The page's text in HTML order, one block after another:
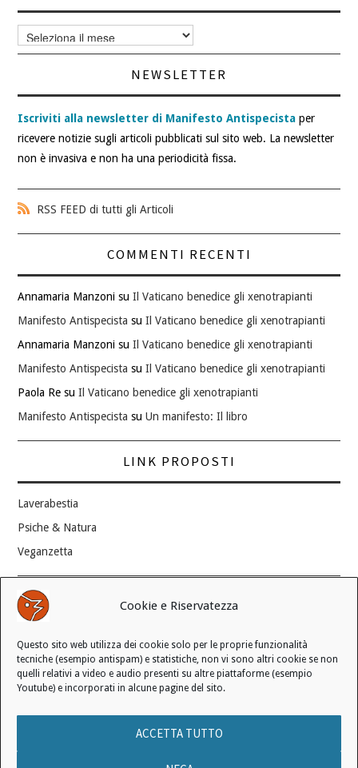
Cookie e Riservatezza
Questo sito web utilizza dei cookie solo per le proprie funzionalità
tecniche (esempio antispam) e statistiche, non vi sono altri cookie se non
quelli relativi a video e audio presenti su altre piattaforme (esempio
Youtube) e incorporati in alcune pagine del sito.
ACCETTA TUTTO
Archivi
articoli
NEWSLETTER
Iscriviti alla newsletter di Manifesto Antispecista per
ricevere notizie sugli articoli pubblicati sul sito web. La newsletter
non è invasiva e non ha una periodicità fissa.
RSS FEED di tutti gli Articoli
COMMENTI RECENTI
Annamaria Manzoni suIl Vaticano benedice gli xenotrapianti
Manifesto Antispecista suIl Vaticano benedice gli xenotrapianti
Annamaria Manzoni suIl Vaticano benedice gli xenotrapianti
Manifesto Antispecista suIl Vaticano benedice gli xenotrapianti
Paola Re suIl Vaticano benedice gli xenotrapianti
Manifesto Antispecista suUn manifesto: Il libro
LINK PROPOSTI
Laverabestia
Psiche & Natura
Veganzetta
Modifica consenso ai cookie
REVOCA IL TUO CONSENSO
Stato attuale: Negato
INFORMATIVA SUI COOKIE|